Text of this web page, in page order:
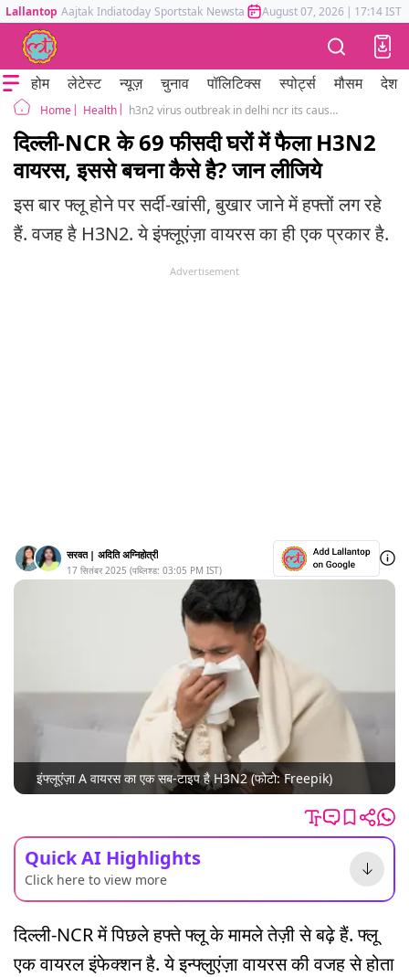
Lallantop Aajtak Indiatoday Sportstak Newstak Mumbai Tak Astrotak
August 07, 2026 | 17:14 IST
होम लेटेस्ट न्यूज़ चुनाव पॉलिटिक्स स्पोर्ट्स मौसम देश
Home Health h3n2 virus outbreak in delhi ncr its causes symptoms prevention treatment
दिल्ली-NCR के 69 फीसदी घरों में फैला H3N2
वायरस, इससे बचना कैसे है? जान लीजिये
इस बार फ्लू होने पर सर्दी-खांसी, बुखार जाने में हफ्तों लग रहे
हैं. वजह है H3N2. ये इंफ्लूएंज़ा वायरस का ही एक प्रकार है.
Advertisement
सरवत | अदिति अग्निहोत्री
17 सितंबर 2025 (पब्लिश्ड: 03:05 PM IST)
इंफ्लूएंज़ा A वायरस का एक सब-टाइप है H3N2 (फोटो: Freepik)
Quick AI Highlights
Click here to view more
दिल्ली-NCR में पिछले हफ्ते फ्लू के मामले तेज़ी से बढ़े हैं. फ्लू
एक वायरल इंफेक्शन है. ये इन्फ्लुएंज़ा वायरस की वजह से होता